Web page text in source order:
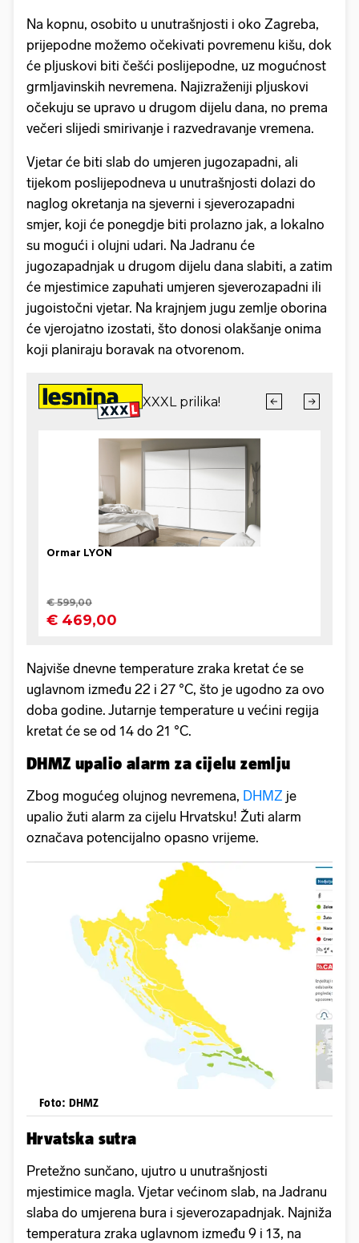
Na kopnu, osobito u unutrašnjosti i oko Zagreba,
prijepodne možemo očekivati povremenu kišu, dok
će pljuskovi biti češći poslijepodne, uz mogućnost
grmljavinskih nevremena. Najizraženiji pljuskovi
očekuju se upravo u drugom dijelu dana, no prema
večeri slijedi smirivanje i razvedravanje vremena.
Vjetar će biti slab do umjeren jugozapadni, ali
tijekom poslijepodneva u unutrašnjosti dolazi do
naglog okretanja na sjeverni i sjeverozapadni
smjer, koji će ponegdje biti prolazno jak, a lokalno
su mogući i olujni udari. Na Jadranu će
jugozapadnjak u drugom dijelu dana slabiti, a zatim
će mjestimice zapuhati umjeren sjeverozapadni ili
jugoistočni vjetar. Na krajnjem jugu zemlje oborina
će vjerojatno izostati, što donosi olakšanje onima
koji planiraju boravak na otvorenom.
Najviše dnevne temperature zraka kretat će se
uglavnom između 22 i 27 °C, što je ugodno za ovo
doba godine. Jutarnje temperature u većini regija
kretat će se od 14 do 21 °C.
DHMZ upalio alarm za cijelu zemlju
Zbog mogućeg olujnog nevremena, DHMZ je
upalio žuti alarm za cijelu Hrvatsku! Žuti alarm
označava potencijalno opasno vrijeme.
Foto: DHMZ
Hrvatska sutra
Pretežno sunčano, ujutro u unutrašnjosti
mjestimice magla. Vjetar većinom slab, na Jadranu
slaba do umjerena bura i sjeverozapadnjak. Najniža
temperatura zraka uglavnom između 9 i 13, na